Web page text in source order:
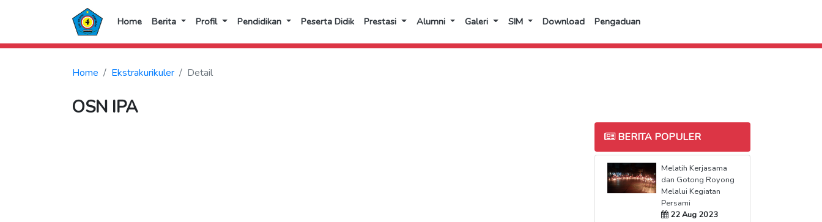
Home Berita Profil Pendidikan Peserta Didik Prestasi Alumni Galeri SIM Download Pengaduan
Home Ekstrakurikuler Detail
OSN IPA
BERITA POPULER
Melatih Kerjasama
dan Gotong Royong
Melalui Kegiatan
Persami
22 Aug 2023